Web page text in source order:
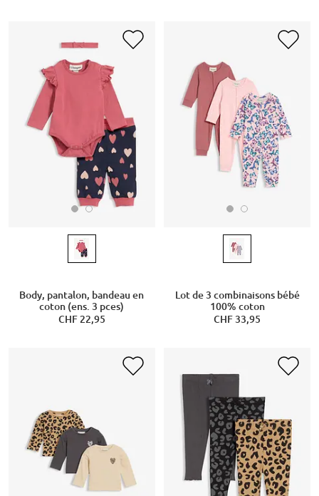
Body, pantalon, bandeau en
coton (ens. 3 pces)
CHF 22,95
Lot de 3 combinaisons bébé
100% coton
CHF 33,95